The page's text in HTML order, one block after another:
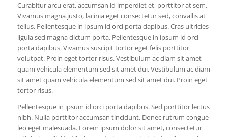
Curabitur arcu erat, accumsan id imperdiet et, porttitor at sem.
Vivamus magna justo, lacinia eget consectetur sed, convallis at
tellus. Pellentesque in ipsum id orci porta dapibus. Cras ultricies
ligula sed magna dictum porta. Pellentesque in ipsum id orci
porta dapibus. Vivamus suscipit tortor eget felis porttitor
volutpat. Proin eget tortor risus. Vestibulum ac diam sit amet
quam vehicula elementum sed sit amet dui. Vestibulum ac diam
sit amet quam vehicula elementum sed sit amet dui. Proin eget
tortor risus.
Pellentesque in ipsum id orci porta dapibus. Sed porttitor lectus
nibh. Nulla porttitor accumsan tincidunt. Donec rutrum congue
leo eget malesuada. Lorem ipsum dolor sit amet, consectetur